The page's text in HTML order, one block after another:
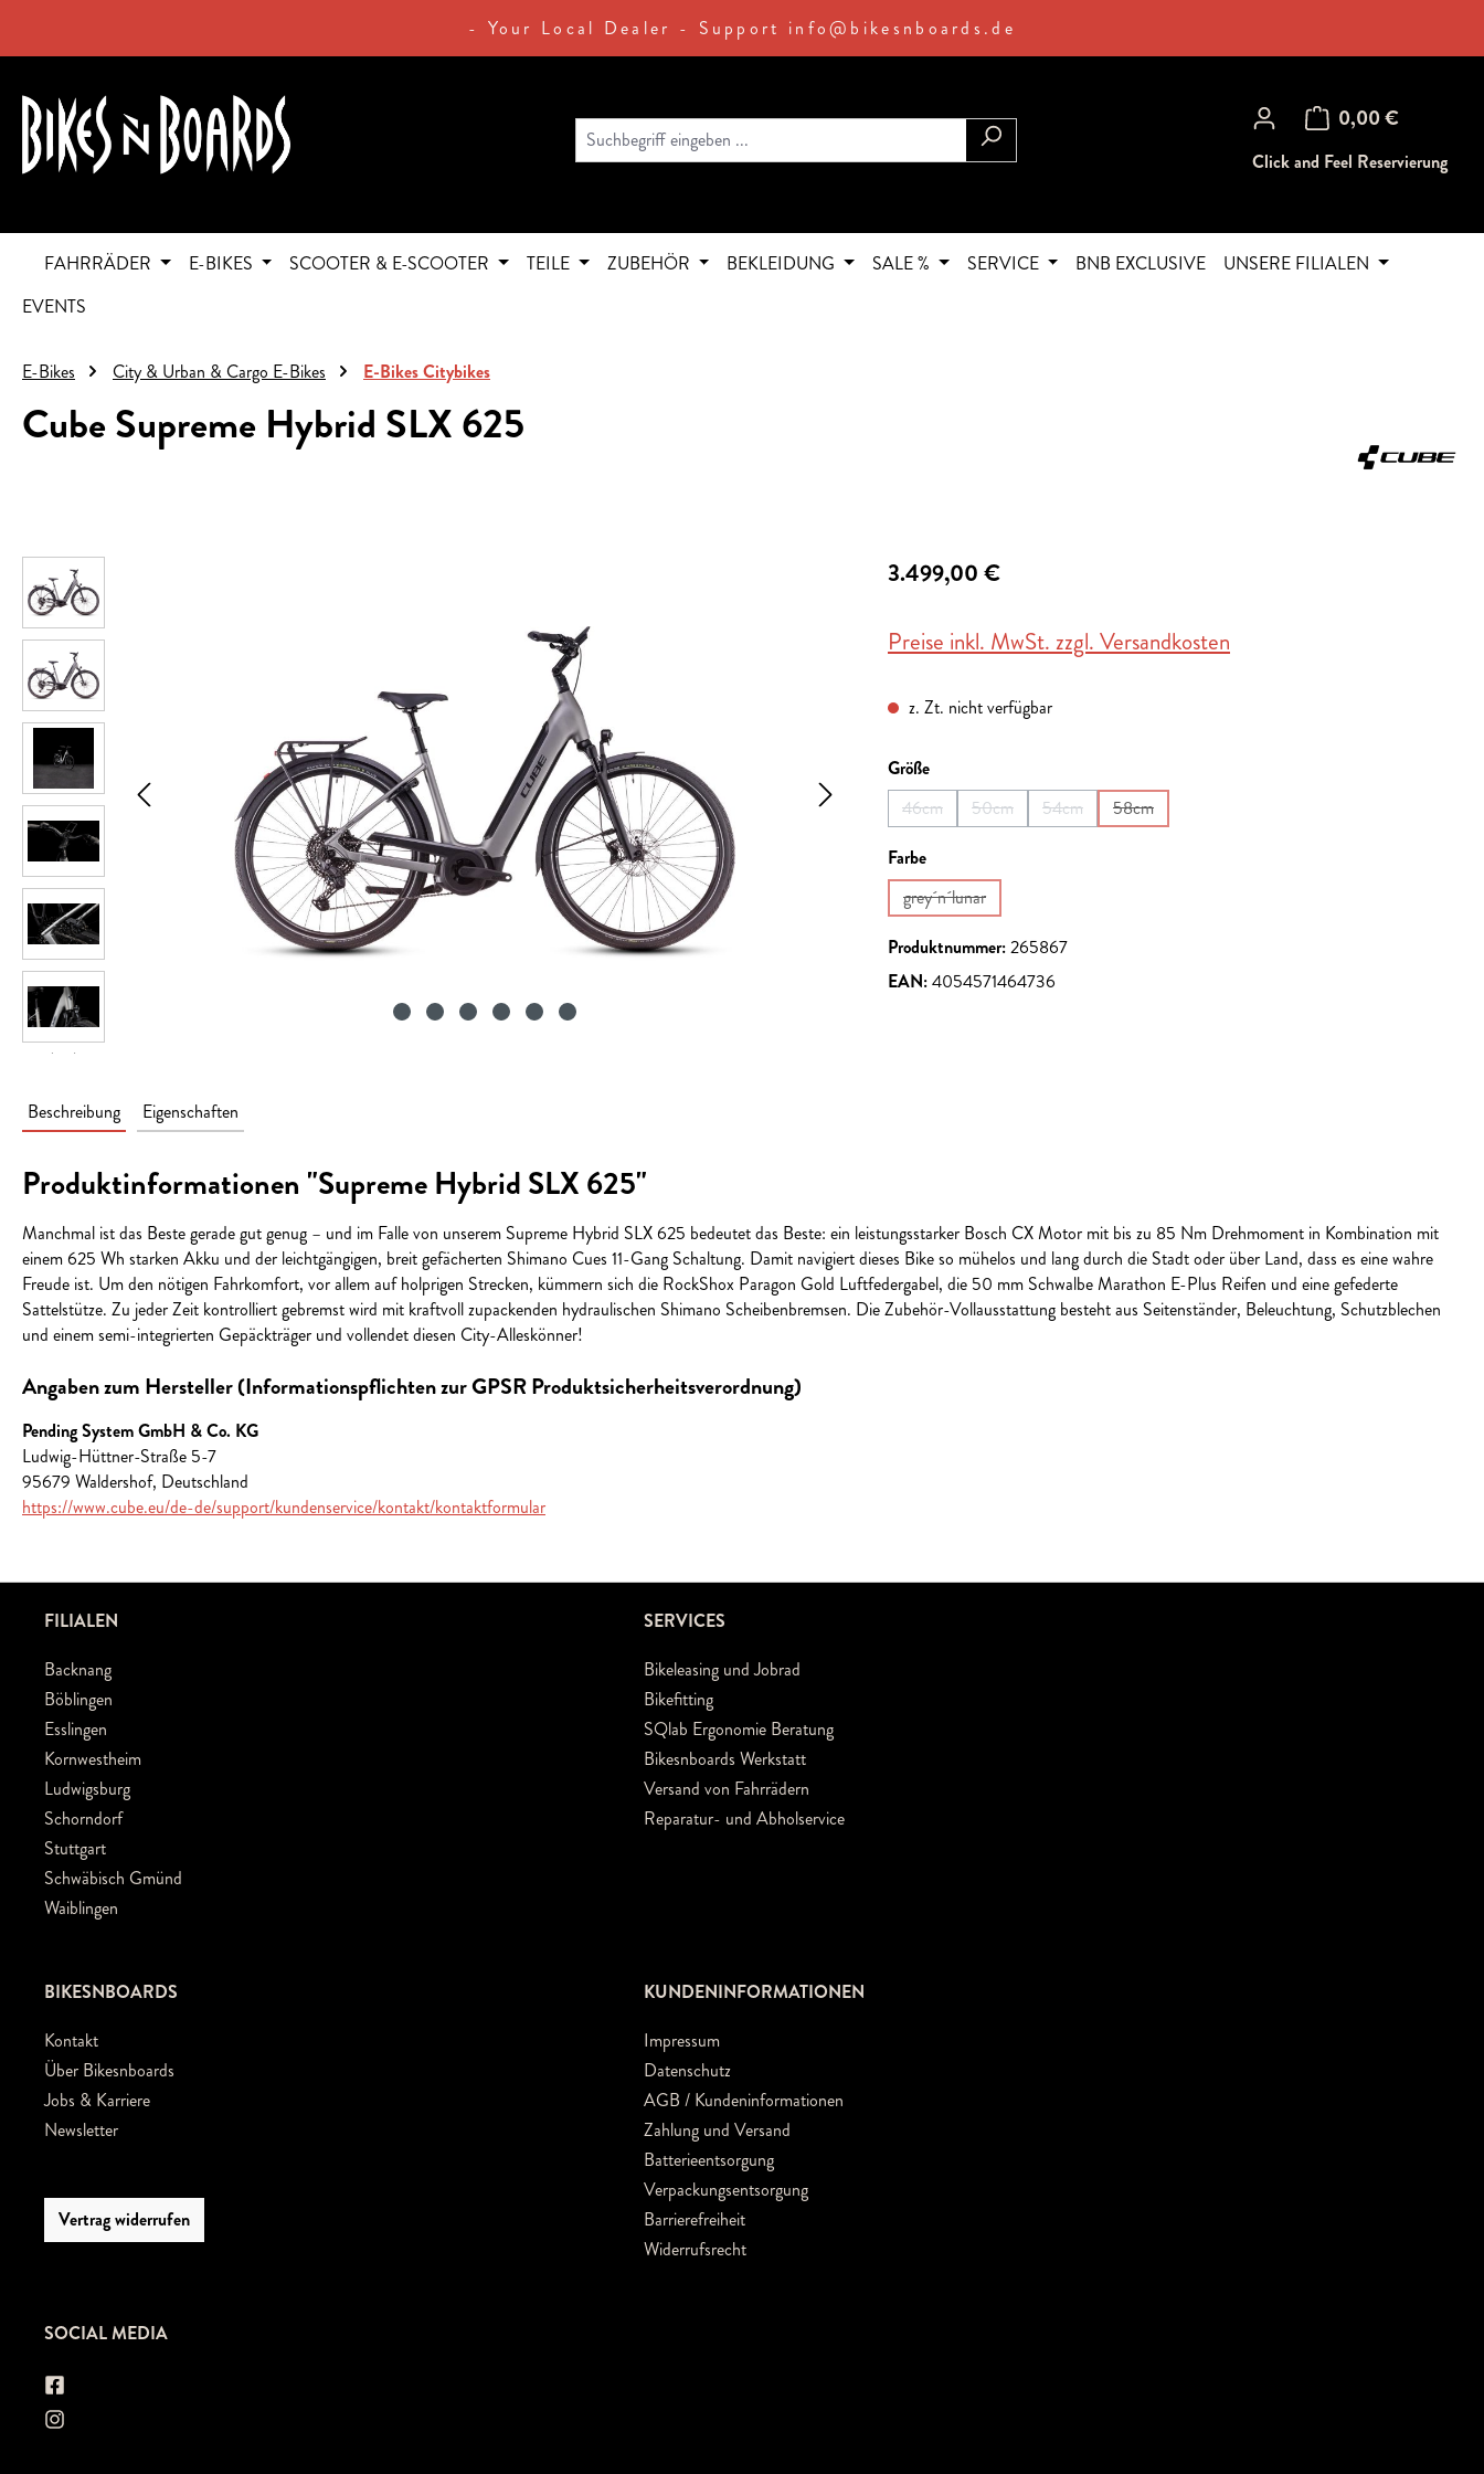
- Your Local Dealer - Support info@bikesnboards.de
0,00 €
Warenkorb enthält 0
Click and Feel Reservierung
FAHRRÄDER E-BIKES SCOOTER & E-SCOOTER TEILE ZUBEHÖR BEKLEIDUNG SALE % SERVICE BNB EXCLUSIVE
UNSERE FILIALEN
EVENTS
E-Bikes City & Urban & Cargo E-Bikes E-Bikes Citybikes
Cube Supreme Hybrid SLX 625
Bildergalerie überspringen 3.499,00 €
Preise inkl. MwSt. zzgl. Versandkosten
z. Zt. nicht verfügbar
Größeauswählen
46cm
(Diese Option ist zurzeit nicht verfügbar.)
50cm
(Diese Option ist zurzeit nicht verfügbar.)
54cm
(Diese Option ist zurzeit nicht verfügbar.)
58cm
(Diese Option ist zurzeit nicht verfügbar.)
Farbeauswählen
grey´n´lunar
(Diese Option ist zurzeit nicht verfügbar.)
Produktnummer:265867
EAN:4054571464736
Beschreibung Eigenschaften
Produktinformationen "Supreme Hybrid SLX 625"
Manchmal ist das Beste gerade gut genug – und im Falle von unserem Supreme Hybrid SLX 625 bedeutet das Beste: ein leistungsstarker Bosch CX Motor mit bis zu 85 Nm Drehmoment in Kombination mit
einem 625 Wh starken Akku und der leichtgängigen, breit gefächerten Shimano Cues 11-Gang Schaltung. Damit navigiert dieses Bike so mühelos und lang durch die Stadt oder über Land, dass es eine wahre
Freude ist. Um den nötigen Fahrkomfort, vor allem auf holprigen Strecken, kümmern sich die RockShox Paragon Gold Luftfedergabel, die 50 mm Schwalbe Marathon E-Plus Reifen und eine gefederte
Sattelstütze. Zu jeder Zeit kontrolliert gebremst wird mit kraftvoll zupackenden hydraulischen Shimano Scheibenbremsen. Die Zubehör-Vollausstattung besteht aus Seitenständer, Beleuchtung, Schutzblechen
und einem semi-integrierten Gepäckträger und vollendet diesen City-Alleskönner!
Angaben zum Hersteller (Informationspflichten zur GPSR Produktsicherheitsverordnung)
Pending System GmbH & Co. KG
Ludwig-Hüttner-Straße 5-7
95679 Waldershof, Deutschland
https://www.cube.eu/de-de/support/kundenservice/kontakt/kontaktformular
FILIALEN
Backnang
Böblingen
Esslingen
Kornwestheim
Ludwigsburg
Schorndorf
Stuttgart
Schwäbisch Gmünd
Waiblingen
SERVICES
Bikeleasing und Jobrad
Bikefitting
SQlab Ergonomie Beratung
Bikesnboards Werkstatt
Versand von Fahrrädern
Reparatur- und Abholservice
BIKESNBOARDS
Kontakt
Über Bikesnboards
Jobs & Karriere
Newsletter
Vertrag widerrufen
KUNDENINFORMATIONEN
Impressum
Datenschutz
AGB / Kundeninformationen
Zahlung und Versand
Batterieentsorgung
Verpackungsentsorgung
Barrierefreiheit
Widerrufsrecht
SOCIAL MEDIA